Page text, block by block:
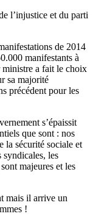
l’injustice et du parti
de 2014
manifestants à
ministre a fait le choix
sa majorité
précédent pour les
s’épaissit
que sont : nos
la sécurité sociale et
syndicales, les
majeures et les
mais il arrive un
!